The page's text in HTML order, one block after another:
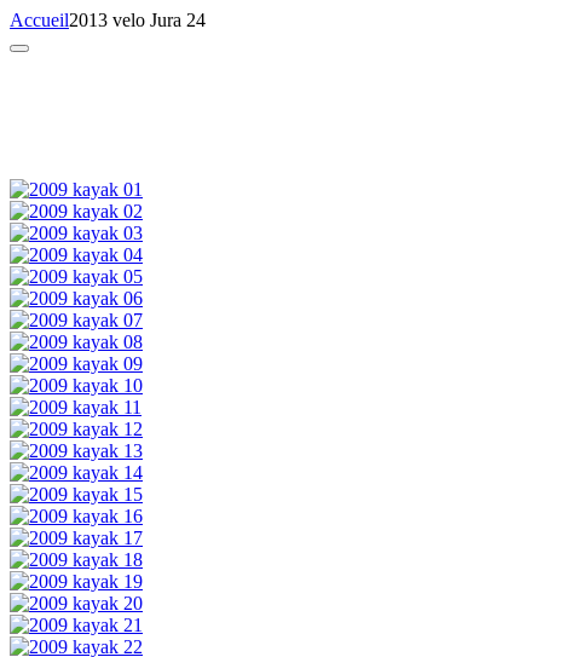
Accueil2013 velo Jura 24